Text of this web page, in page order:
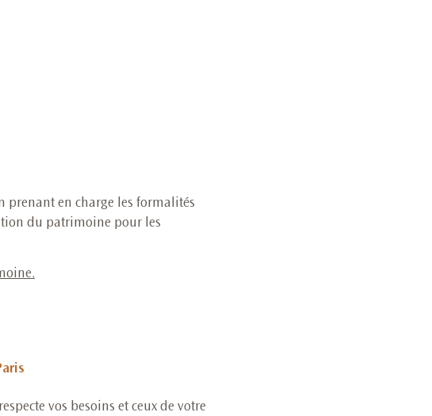
prenant en charge les formalités
du patrimoine pour les
vos besoins et ceux de votre